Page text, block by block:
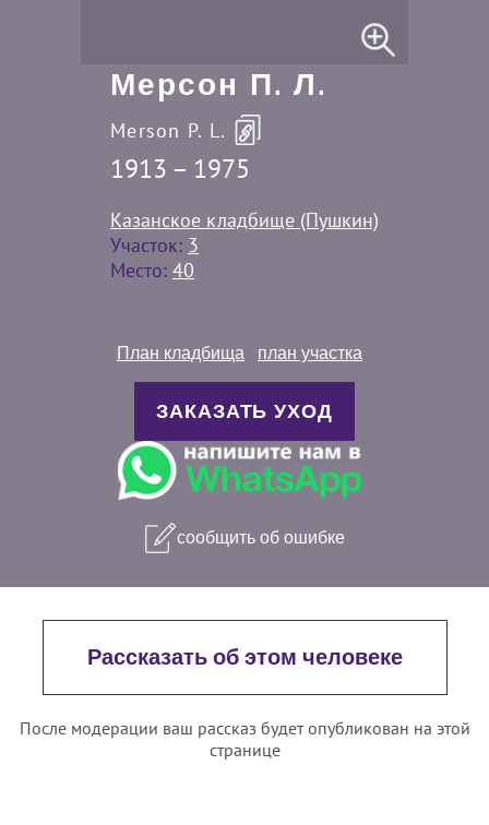
Мерсон П. Л.
Merson P. L.
1913 – 1975
Казанское кладбище (Пушкин)
Участок: 3
Место: 40
План кладбища план участка
ЗАКАЗАТЬ УХОД
сообщить об ошибке
Рассказать об этом человеке
После модерации ваш рассказ будет опубликован на этой
странице